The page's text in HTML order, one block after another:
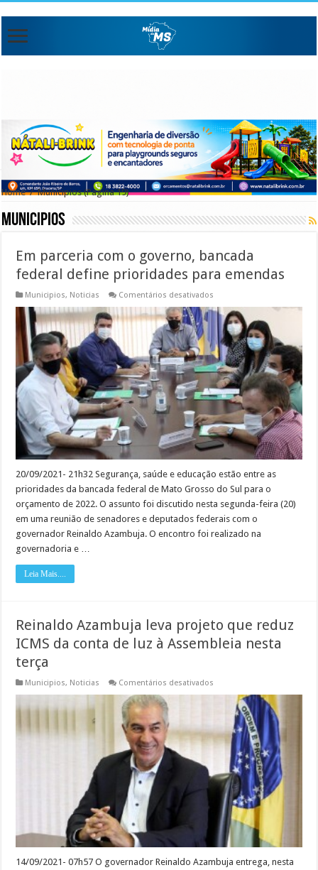
Home / Municipios(Pagina 19)
Municipios
Em parceria com o governo, bancada
federal define prioridades para emendas
Municipios, Noticias Comentários desativados
parceria
com
governo,
bancada
federal
define
prioridades
para
emendas
20/09/2021- 21h32 Segurança, saúde e educação estão entre as
prioridades da bancada federal de Mato Grosso do Sul para o
orçamento de 2022. O assunto foi discutido nesta segunda-feira (20)
em uma reunião de senadores e deputados federais com o
governador Reinaldo Azambuja. O encontro foi realizado na
governadoria e …
Leia Mais....
Reinaldo Azambuja leva projeto que reduz
ICMS da conta de luz à Assembleia nesta
terça
Municipios, Noticias Comentários desativados
Azambuja
projeto
que
reduz
ICMS
conta
de
luz
Assembleia
nesta
terça
14/09/2021- 07h57 O governador Reinaldo Azambuja entrega, nesta